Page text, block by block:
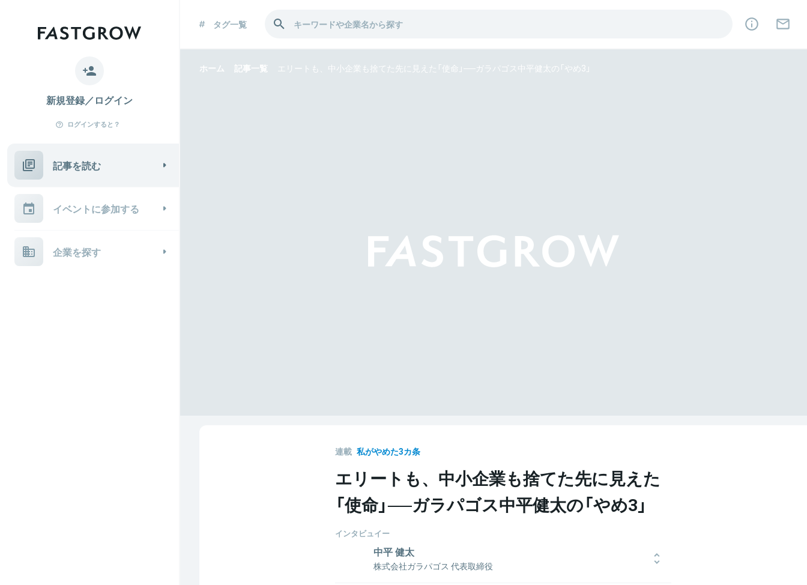
新規登録／ログイン
ログインすると？
記事を読む
イベントに参加する
企業を探す
タグ一覧
ホーム 記事一覧 エリートも、中小企業も捨てた先に見えた「使命」──ガラパゴス中平健太の「やめ3」
連載 私がやめた3カ条
エリートも、中小企業も捨てた先に見えた
「使命」──ガラパゴス中平健太の「やめ3」
インタビュイー
中平 健太
株式会社ガラパゴス 代表取締役